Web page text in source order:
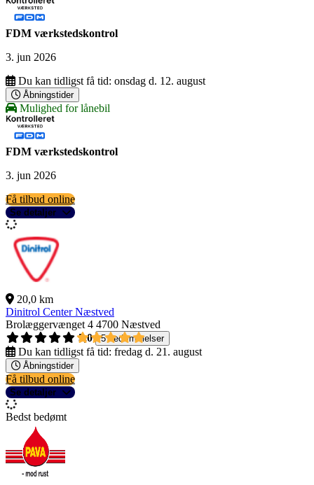
FDM værkstedskontrol
3. jun 2026
Du kan tidligst få tid: onsdag d. 12. august
Åbningstider
Mulighed for lånebil
FDM værkstedskontrol
3. jun 2026
Få tilbud online
Se detaljer
20,0 km
Dinitrol Center Næstved
Brolæggervænget 4 4700 Næstved
5,0
5 bedømmelser
Du kan tidligst få tid: fredag d. 21. august
Åbningstider
Få tilbud online
Se detaljer
Bedst bedømt